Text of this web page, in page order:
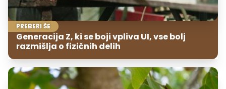
PREBERI ŠE
Generacija Z, ki se boji vpliva UI, vse bolj
razmišlja o fizičnih delih